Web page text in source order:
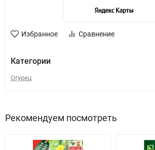
Избранное Сравнение
Категории
Огурец
Рекомендуем посмотреть